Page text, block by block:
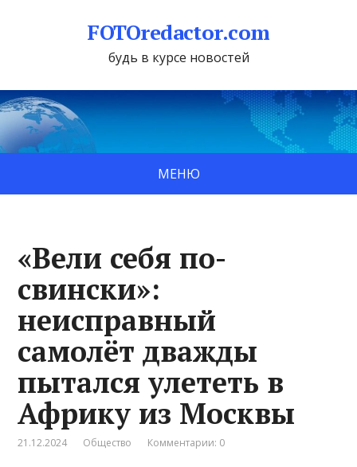
FOTOredactor.com
будь в курсе новостей
МЕНЮ
«Вели себя по-
свински»:
неисправный
самолёт дважды
пытался улететь в
Африку из Москвы
21.12.2024 Общество Комментарии: 0